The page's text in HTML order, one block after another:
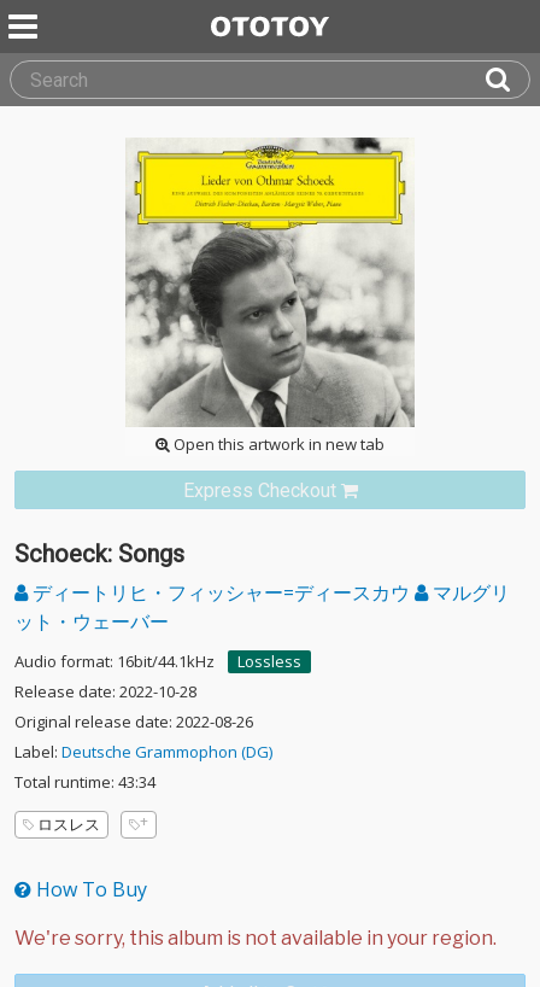
Open this artwork in new tab
Express Checkout
Schoeck: Songs
ディートリヒ・フィッシャー=ディースカウ
マルグリ
ット・ウェーバー
Audio format: 16bit/44.1kHz
Lossless
Release date: 2022-10-28
Original release date: 2022-08-26
Label: Deutsche Grammophon (DG)
Total runtime: 43:34
ロスレス
How To Buy